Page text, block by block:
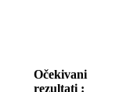
Očekivani
rezultati :